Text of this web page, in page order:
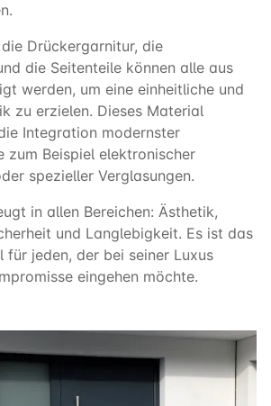
Drückergarnitur, die
die Seitenteile können alle aus
werden, um eine einheitliche und
zu erzielen. Dieses Material
Integration modernster
zum Beispiel elektronischer
spezieller Verglasungen.
in allen Bereichen: Ästhetik,
und Langlebigkeit. Es ist das
für jeden, der bei seiner Luxus
eingehen möchte.